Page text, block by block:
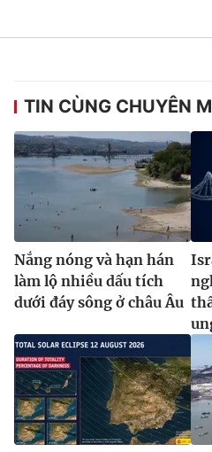
Email:toasoan@vtv.vn
® Cấm sao chép dưới mọi hình
thuận bằng văn bản. Ghi rõ
thông tin từ website này.
TIN CÙNG CHUYÊN
Nắng nóng và hạn hán
làm lộ nhiều dấu tích
dưới đáy sông ở châu Âu